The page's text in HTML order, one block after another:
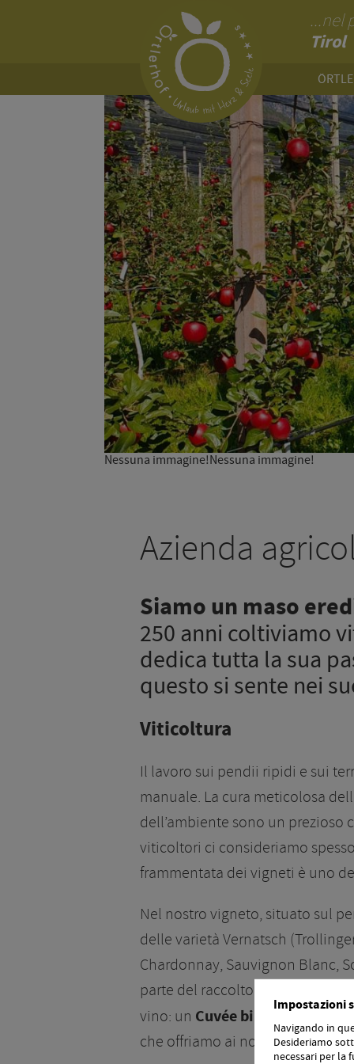
...nel
Tirol
Nessuna immagine!Nessuna immagine!
Azienda
Siamo un maso
250 anni coltiviamo
dedica tutta la sua
questo si sente nei
Viticoltura
Il lavoro sui pendii ripidi e sui
manuale. La cura meticolosa
dell’ambiente sono un
viticoltori ci consideriamo
frammentata dei vigneti è uno
Nel nostro vigneto, situato sul
delle varietà Vernatsch
Chardonnay, Sauvignon Blanc,
parte del raccolto viene
vino: un Cuvée bianco – Wais
che offriamo ai nostri ospiti
Impostazioni
Navigando in
Desideriamo
necessari per la